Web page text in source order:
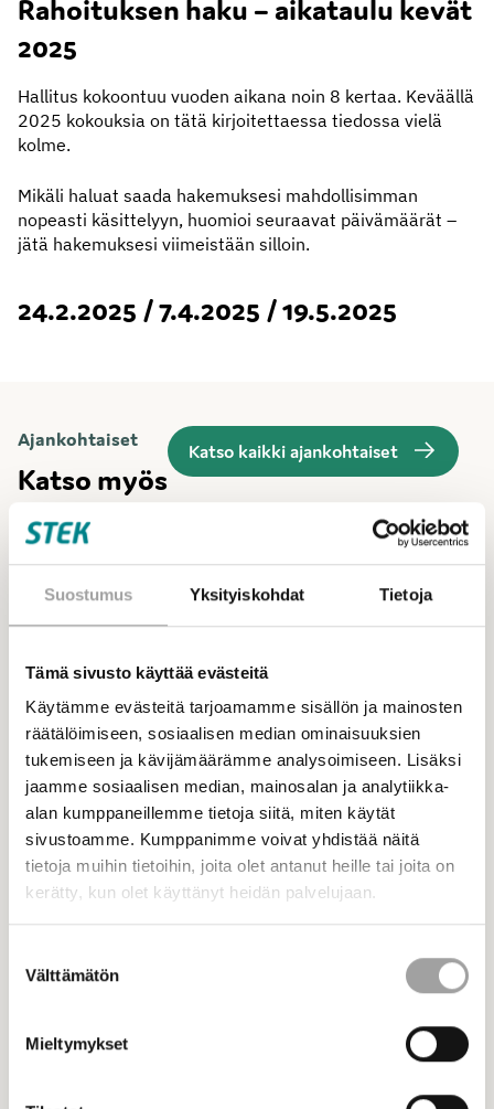
Suostumus Yksityiskohdat Tietoja
Tämä sivusto käyttää evästeitä
Käytämme evästeitä tarjoamamme sisällön ja mainosten
räätälöimiseen, sosiaalisen median ominaisuuksien
tukemiseen ja kävijämäärämme analysoimiseen. Lisäksi
jaamme sosiaalisen median, mainosalan ja analytiikka-
alan kumppaneillemme tietoja siitä, miten käytät
sivustoamme. Kumppanimme voivat yhdistää näitä
tietoja muihin tietoihin, joita olet antanut heille tai joita on
kerätty, kun olet käyttänyt heidän palvelujaan.
valinta
Välttämätön
Mieltymykset
Rahoituksen haku – aikataulu kevät
2025
Hallitus kokoontuu vuoden aikana noin 8 kertaa. Keväällä
2025 kokouksia on tätä kirjoitettaessa tiedossa vielä
kolme.
Mikäli haluat saada hakemuksesi mahdollisimman
nopeasti käsittelyyn, huomioi seuraavat päivämäärät –
jätä hakemuksesi viimeistään silloin.
24.2.2025 / 7.4.2025 / 19.5.2025
Ajankohtaiset
Katso myös
Katso kaikki ajankohtaiset
25.6.2026 - Ajankohtaiset
STEK lomailee heinäkuun
Uutiset